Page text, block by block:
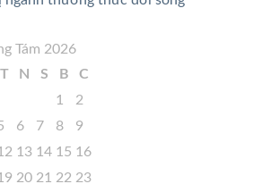
Tám 2026
T N S B
C
1
2
6 7 8
9
13 14 15 16
20 21 22 23